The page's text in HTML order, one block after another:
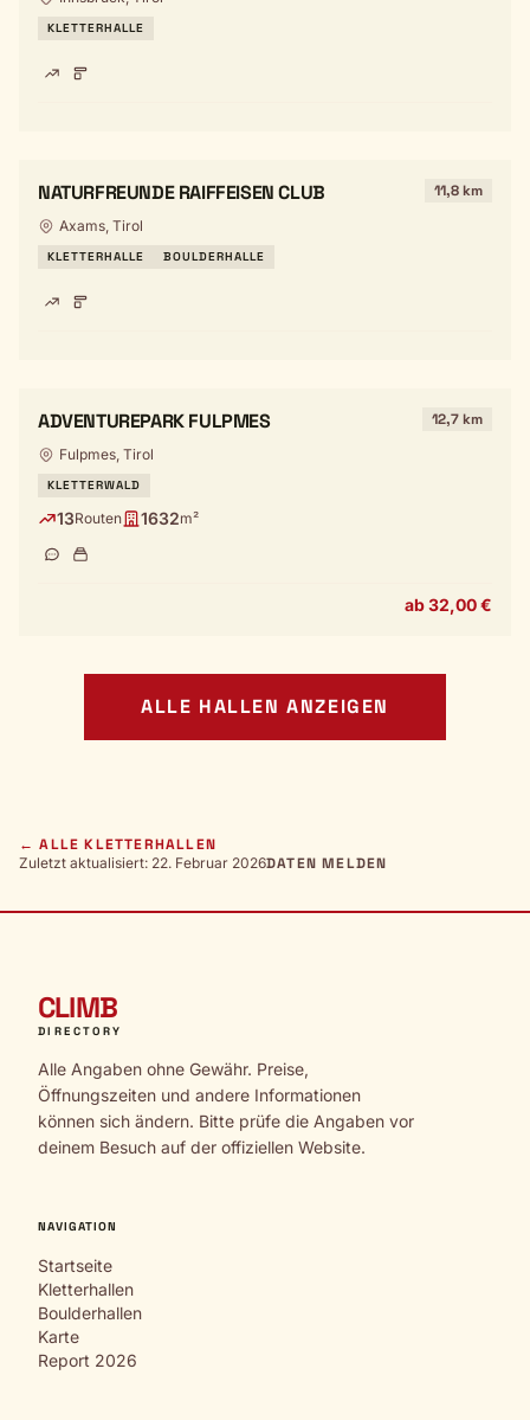
KLETTERHALLE
NATURFREUNDE RAIFFEISEN CLUB 11,8 km
Axams, Tirol
KLETTERHALLE BOULDERHALLE
ADVENTUREPARK FULPMES 12,7 km
Fulpmes, Tirol
KLETTERWALD
13Routen 1632m²
ab 32,00 €
ALLE HALLEN ANZEIGEN
← ALLE KLETTERHALLEN
Zuletzt aktualisiert: 22. Februar 2026DATEN MELDEN
CLIMB
DIRECTORY
Alle Angaben ohne Gewähr. Preise,
Öffnungszeiten und andere Informationen
können sich ändern. Bitte prüfe die Angaben vor
deinem Besuch auf der offiziellen Website.
NAVIGATION
Startseite
Kletterhallen
Boulderhallen
Karte
Report 2026